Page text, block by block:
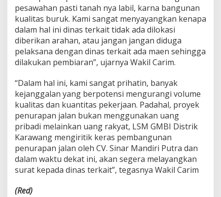
pesawahan pasti tanah nya labil, karna bangunan
kualitas buruk. Kami sangat menyayangkan kenapa
dalam hal ini dinas terkait tidak ada dilokasi
diberikan arahan, atau jangan jangan diduga
pelaksana dengan dinas terkait ada maen sehingga
dilakukan pembiaran”, ujarnya Wakil Carim.
“Dalam hal ini, kami sangat prihatin, banyak
kejanggalan yang berpotensi mengurangi volume
kualitas dan kuantitas pekerjaan. Padahal, proyek
penurapan jalan bukan menggunakan uang
pribadi melainkan uang rakyat, LSM GMBI Distrik
Karawang mengiritik keras pembangunan
penurapan jalan oleh CV. Sinar Mandiri Putra dan
dalam waktu dekat ini, akan segera melayangkan
surat kepada dinas terkait”, tegasnya Wakil Carim
(Red)